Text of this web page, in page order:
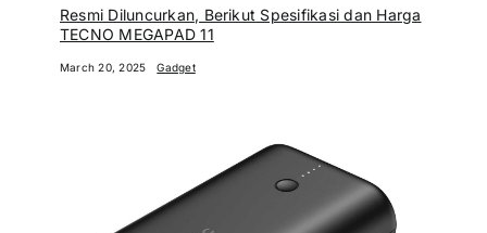
Resmi Diluncurkan, Berikut Spesifikasi dan Harga
TECNO MEGAPAD 11
March 20, 2025 Gadget